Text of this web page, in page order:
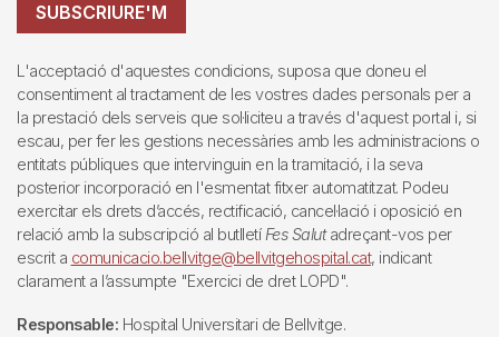
SUBSCRIURE'M
L'acceptació d'aquestes condicions, suposa que doneu el
consentiment al tractament de les vostres dades personals per a
la prestació dels serveis que sol·liciteu a través d'aquest portal i, si
escau, per fer les gestions necessàries amb les administracions o
entitats públiques que intervinguin en la tramitació, i la seva
posterior incorporació en l'esmentat fitxer automatitzat. Podeu
exercitar els drets d’accés, rectificació, cancel·lació i oposició en
relació amb la subscripció al butlletí Fes Salutadreçant-vos per
escrit a comunicacio.bellvitge@bellvitgehospital.cat, indicant
clarament a l’assumpte "Exercici de dret LOPD".
Responsable: Hospital Universitari de Bellvitge.